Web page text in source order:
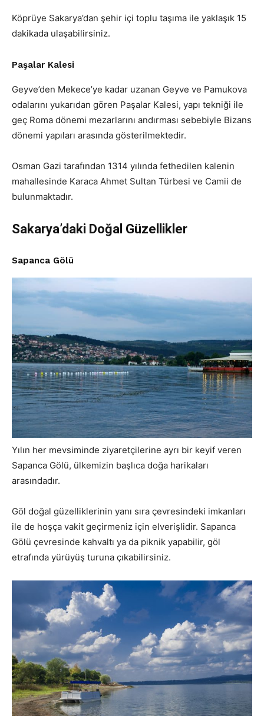
Köprüye Sakarya’dan şehir içi toplu taşıma ile yaklaşık 15
dakikada ulaşabilirsiniz.
Paşalar Kalesi
Geyve’den Mekece’ye kadar uzanan Geyve ve Pamukova
odalarını yukarıdan gören Paşalar Kalesi, yapı tekniği ile
geç Roma dönemi mezarlarını andırması sebebiyle Bizans
dönemi yapıları arasında gösterilmektedir.
Osman Gazi tarafından 1314 yılında fethedilen kalenin
mahallesinde Karaca Ahmet Sultan Türbesi ve Camii de
bulunmaktadır.
Sakarya’daki Doğal Güzellikler
Sapanca Gölü
Yılın her mevsiminde ziyaretçilerine ayrı bir keyif veren
Sapanca Gölü, ülkemizin başlıca doğa harikaları
arasındadır.
Göl doğal güzelliklerinin yanı sıra çevresindeki imkanları
ile de hoşça vakit geçirmeniz için elverişlidir. Sapanca
Gölü çevresinde kahvaltı ya da piknik yapabilir, göl
etrafında yürüyüş turuna çıkabilirsiniz.